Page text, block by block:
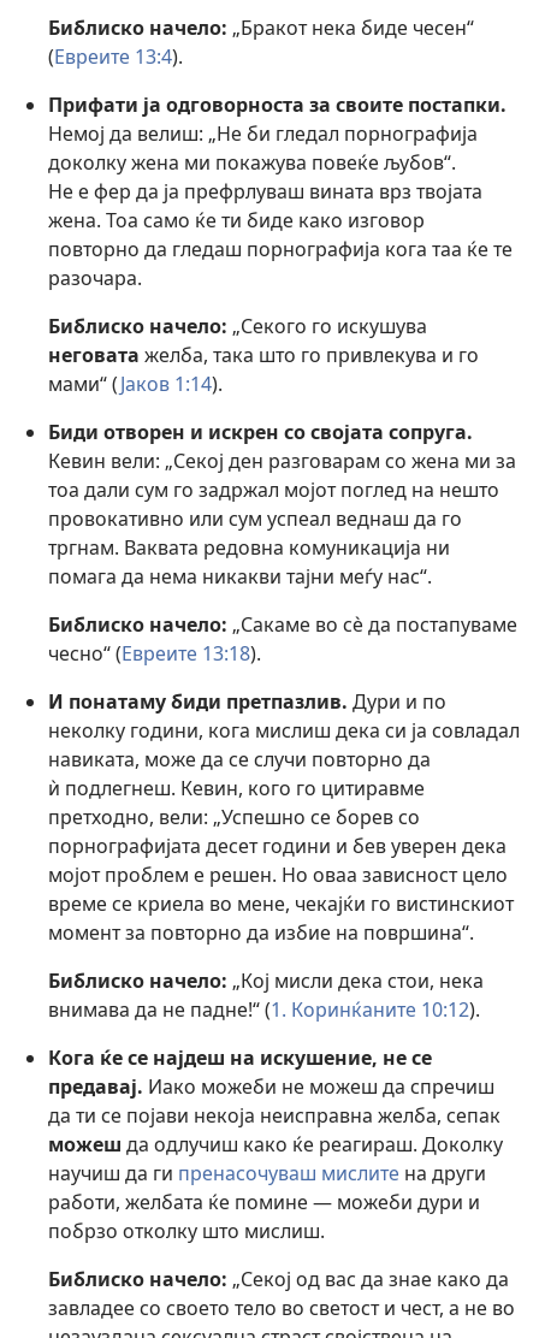
Библиско начело: „Бракот нека биде чесен“
(Евреите 13:4).
Прифати ја одговорноста за своите постапки.
Немој да велиш: „Не би гледал порнографија
доколку жена ми покажува повеќе љубов“.
Не е фер да ја префрлуваш вината врз твојата
жена. Тоа само ќе ти биде како изговор
повторно да гледаш порнографија кога таа ќе те
разочара.
Библиско начело: „Секого го искушува
неговата желба, така што го привлекува и го
мами“ (Јаков 1:14).
Биди отворен и искрен со својата сопруга.
Кевин вели: „Секој ден разговарам со жена ми за
тоа дали сум го задржал мојот поглед на нешто
провокативно или сум успеал веднаш да го
тргнам. Ваквата редовна комуникација ни
помага да нема никакви тајни меѓу нас“.
Библиско начело: „Сакаме во сѐ да постапуваме
чесно“ (Евреите 13:18).
И понатаму биди претпазлив. Дури и по
неколку години, кога мислиш дека си ја совладал
навиката, може да се случи повторно да
ѝ подлегнеш. Кевин, кого го цитиравме
претходно, вели: „Успешно се борев со
порнографијата десет години и бев уверен дека
мојот проблем е решен. Но оваа зависност цело
време се криела во мене, чекајќи го вистинскиот
момент за повторно да избие на површина“.
Библиско начело: „Кој мисли дека стои, нека
внимава да не падне!“ (1. Коринќаните 10:12).
Кога ќе се најдеш на искушение, не се
предавај. Иако можеби не можеш да спречиш
да ти се појави некоја неисправна желба, сепак
можеш да одлучиш како ќе реагираш. Доколку
научиш да ги пренасочуваш мислите на други
работи, желбата ќе помине — можеби дури и
побрзо отколку што мислиш.
Библиско начело: „Секој од вас да знае како да
завладее со своето тело во светост и чест, а не во